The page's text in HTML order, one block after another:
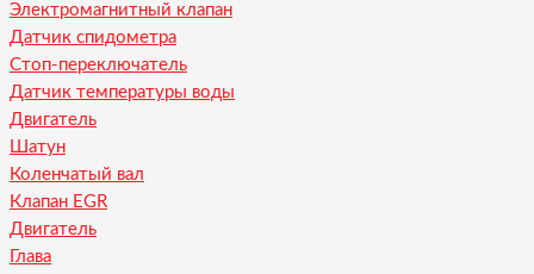
Электромагнитный клапан
Датчик спидометра
Стоп-переключатель
Датчик температуры воды
Двигатель
Шатун
Коленчатый вал
Клапан EGR
Двигатель
Глава